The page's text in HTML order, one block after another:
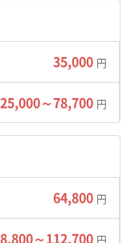
。
笹エリアは丘陵
す。そのため、
造成地」が点在
は注意が必要
部は川沿いに自然
になっていま
35,000 円
25,000～78,700 円
64,800 円
～112,700 円